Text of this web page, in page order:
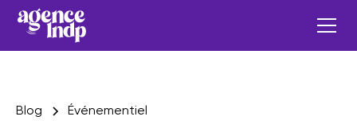
Blog Événementiel